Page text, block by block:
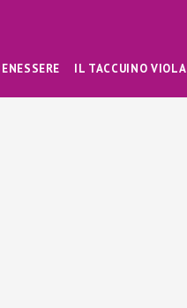
IL TACCUINO VIOLA